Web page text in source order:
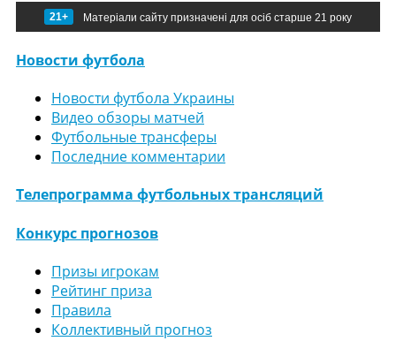
21+ Матеріали сайту призначені для осіб старше 21 року
Новости футбола
Новости футбола Украины
Видео обзоры матчей
Футбольные трансферы
Последние комментарии
Телепрограмма футбольных трансляций
Конкурс прогнозов
Призы игрокам
Рейтинг приза
Правила
Коллективный прогноз